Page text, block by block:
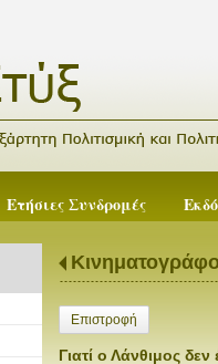
Ετήσιες Συνδρομές
Επιστροφή
Γιατί ο Λάνθιμος